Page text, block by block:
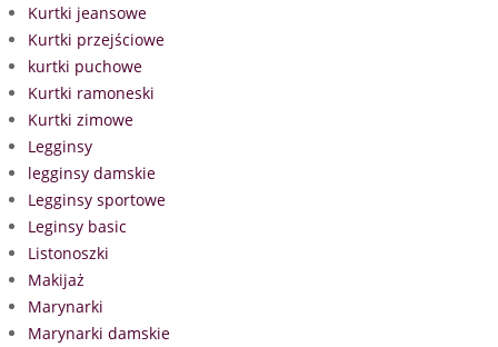
Kurtki jeansowe
Kurtki przejściowe
kurtki puchowe
Kurtki ramoneski
Kurtki zimowe
Legginsy
legginsy damskie
Legginsy sportowe
Leginsy basic
Listonoszki
Makijaż
Marynarki
Marynarki damskie